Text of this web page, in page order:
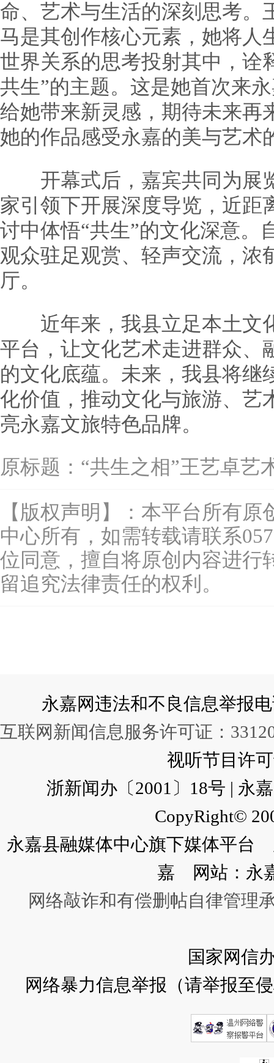
命、艺术与生活的深刻思考。
马是其创作核心元素，她将人
世界关系的思考投射其中，诠
共生”的主题。这是她首次来
给她带来新灵感，期待未来再
她的作品感受永嘉的美与艺术
开幕式后，嘉宾共同为展
家引领下开展深度导览，近距
讨中体悟“共生”的文化深意。
观众驻足观赏、轻声交流，浓
厅。
近年来，我县立足本土文
平台，让文化艺术走进群众、
的文化底蕴。未来，我县将继
化价值，推动文化与旅游、艺
亮永嘉文旅特色品牌。
原标题： “共生之相”王艺卓艺
【版权声明】：本平台所有
中心所有，如需转载请联系
位同意，擅自将原创内容进行
留追究法律责任的权利。
永嘉网违法和不良信息举报
互联网新闻信息服务许可证：
视听节目许
浙新闻办〔2001〕18号 | 永
CopyRight©
永嘉县融媒体中心旗下媒体平
嘉 网站：永
网络敲诈和有偿删帖自律管理
国家网信
网络暴力信息举报（请举报至